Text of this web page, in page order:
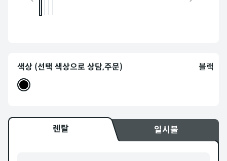
색상 (선택 색상으로 상담,주문) 블랙
렌탈 일시불